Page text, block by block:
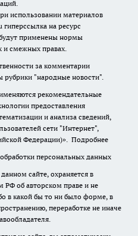
использовании материалов
на ресурс
применены нормы
и смежных правах.
за комментарии
рубрики "народные новости".
рекомендательные
предоставления
и анализа сведений,
сети "Интернет",
Федерации)». Подробнее
персональных данных
сайте, охраняется в
РФ об авторском праве и не
в какой бы то ни было форме, в
переработке не иначе